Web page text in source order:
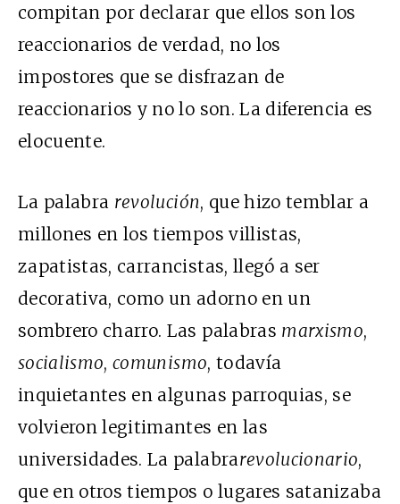
compitan por declarar que ellos son los
reaccionarios de verdad, no los
impostores que se disfrazan de
reaccionarios y no lo son. La diferencia es
elocuente.
La palabra revolución, que hizo temblar a
millones en los tiempos villistas,
zapatistas, carrancistas, llegó a ser
decorativa, como un adorno en un
sombrero charro. Las palabras marxismo,
socialismo,comunismo, todavía
inquietantes en algunas parroquias, se
volvieron legitimantes en las
universidades. La palabrarevolucionario,
que en otros tiempos o lugares satanizaba